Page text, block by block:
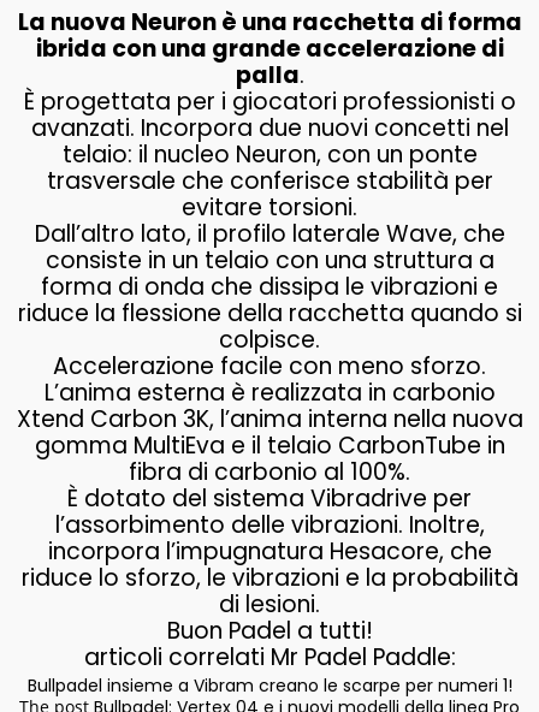
La nuova Neuron è una racchetta di forma
ibrida con una grande accelerazione di
palla.
È progettata per i giocatori professionisti o
avanzati. Incorpora due nuovi concetti nel
telaio: il nucleo Neuron, con un ponte
trasversale che conferisce stabilità per
evitare torsioni.
Dall’altro lato, il profilo laterale Wave, che
consiste in un telaio con una struttura a
forma di onda che dissipa le vibrazioni e
riduce la flessione della racchetta quando si
colpisce.
Accelerazione facile con meno sforzo.
L’anima esterna è realizzata in carbonio
Xtend Carbon 3K, l’anima interna nella nuova
gomma MultiEva e il telaio CarbonTube in
fibra di carbonio al 100%.
È dotato del sistema Vibradrive per
l’assorbimento delle vibrazioni. Inoltre,
incorpora l’impugnatura Hesacore, che
riduce lo sforzo, le vibrazioni e la probabilità
di lesioni.
Buon Padel a tutti!
articoli correlati Mr Padel Paddle:
Bullpadel insieme a Vibram creano le scarpe per numeri 1!
The post Bullpadel: Vertex 04 e i nuovi modelli della linea Pro